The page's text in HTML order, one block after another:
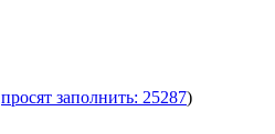
просят заполнить: 25287)